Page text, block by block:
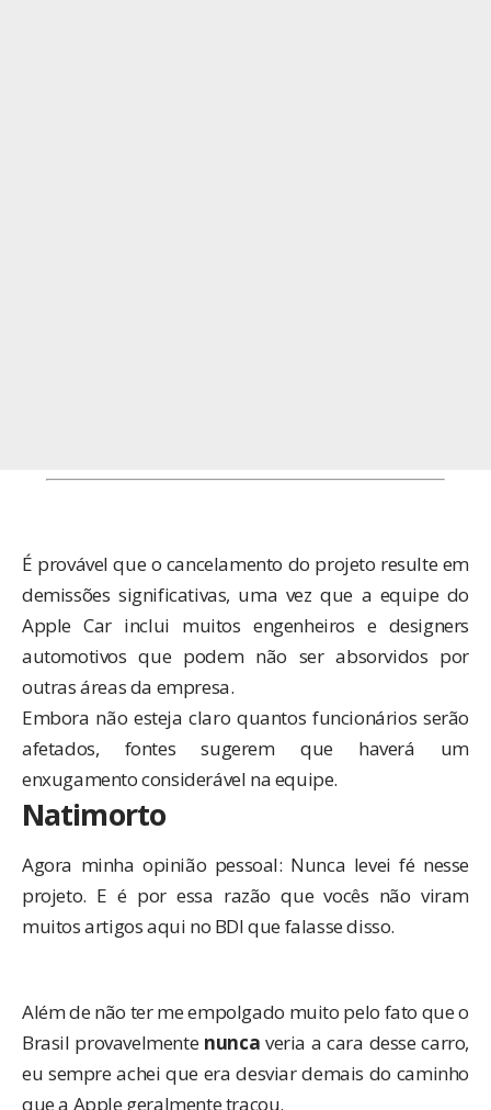
É provável que o cancelamento do projeto resulte em
demissões significativas, uma vez que a equipe do
Apple Car inclui muitos engenheiros e designers
automotivos que podem não ser absorvidos por
outras áreas da empresa.
Embora não esteja claro quantos funcionários serão
afetados, fontes sugerem que haverá um
enxugamento considerável na equipe.
Natimorto
Agora minha opinião pessoal: Nunca levei fé nesse
projeto. E é por essa razão que vocês não viram
muitos artigos aqui no BDI que falasse disso.
Além de não ter me empolgado muito pelo fato que o
Brasil provavelmente nunca veria a cara desse carro,
eu sempre achei que era desviar demais do caminho
que a Apple geralmente traçou.